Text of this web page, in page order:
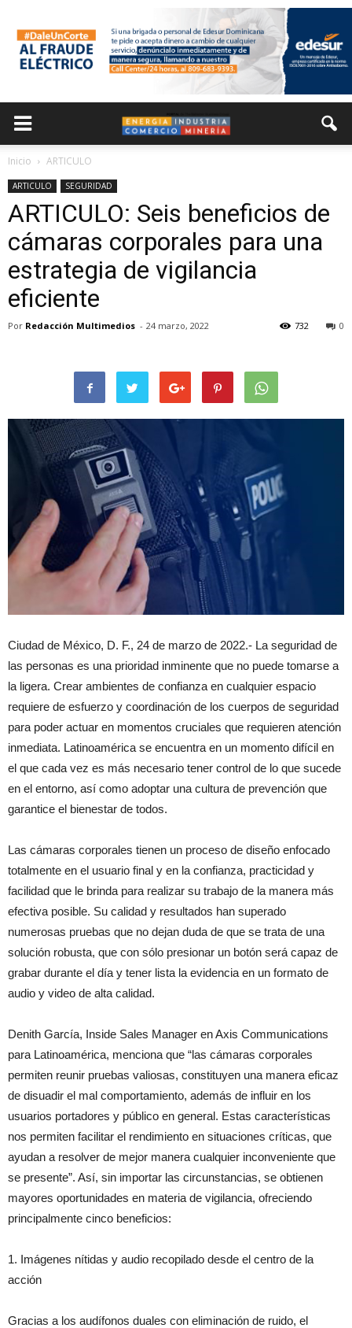
Inicio ARTICULO
ARTICULO SEGURIDAD
ARTICULO: Seis beneficios de
cámaras corporales para una
estrategia de vigilancia
eficiente
Por Redacción Multimedios - 24 marzo, 2022 0
732
Ciudad de México, D. F., 24 de marzo de 2022.- La seguridad de
las personas es una prioridad inminente que no puede tomarse a
la ligera. Crear ambientes de confianza en cualquier espacio
requiere de esfuerzo y coordinación de los cuerpos de seguridad
para poder actuar en momentos cruciales que requieren atención
inmediata. Latinoamérica se encuentra en un momento difícil en
el que cada vez es más necesario tener control de lo que sucede
en el entorno, así como adoptar una cultura de prevención que
garantice el bienestar de todos.
Las cámaras corporales tienen un proceso de diseño enfocado
totalmente en el usuario final y en la confianza, practicidad y
facilidad que le brinda para realizar su trabajo de la manera más
efectiva posible. Su calidad y resultados han superado
numerosas pruebas que no dejan duda de que se trata de una
solución robusta, que con sólo presionar un botón será capaz de
grabar durante el día y tener lista la evidencia en un formato de
audio y video de alta calidad.
Denith García, Inside Sales Manager en Axis Communications
para Latinoamérica, menciona que “las cámaras corporales
permiten reunir pruebas valiosas, constituyen una manera eficaz
de disuadir el mal comportamiento, además de influir en los
usuarios portadores y público en general. Estas características
nos permiten facilitar el rendimiento en situaciones críticas, que
ayudan a resolver de mejor manera cualquier inconveniente que
se presente”. Así, sin importar las circunstancias, se obtienen
mayores oportunidades en materia de vigilancia, ofreciendo
principalmente cinco beneficios:
1. Imágenes nítidas y audio recopilado desde el centro de la
acción
Gracias a los audífonos duales con eliminación de ruido, el